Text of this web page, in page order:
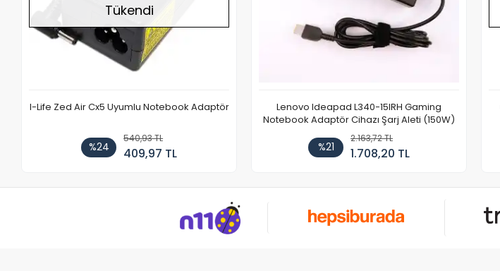
Tükendi
I-Life Zed Air Cx5 Uyumlu Notebook Adaptör
%24
540,93 TL
409,97 TL
Lenovo Ideapad L340-15IRH Gaming
Notebook Adaptör Cihazı Şarj Aleti (150W)
%21
2.163,72 TL
1.708,20 TL